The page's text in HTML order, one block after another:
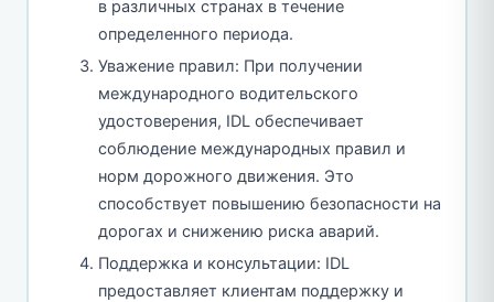
в различных странах в течение
определенного периода.
Уважение правил: При получении
международного водительского
удостоверения, IDL обеспечивает
соблюдение международных правил и
норм дорожного движения. Это
способствует повышению безопасности на
дорогах и снижению риска аварий.
Поддержка и консультации: IDL
предоставляет клиентам поддержку и